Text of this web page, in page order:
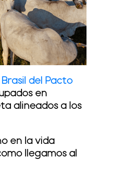
Brasil del Pacto
en
alineados a los
en la vida
llegamos al